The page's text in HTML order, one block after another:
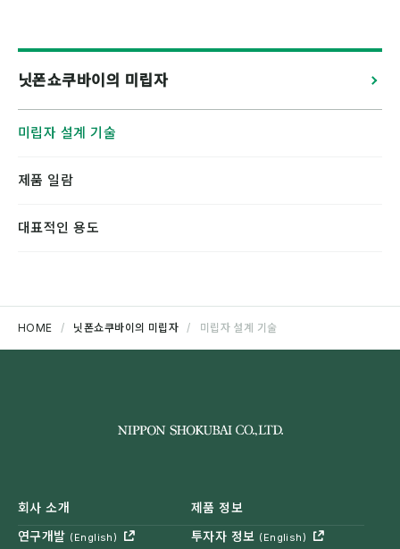
HOME 닛폰쇼쿠바이의 미립자 미립자 설계 기술
닛폰쇼쿠바이의 미립자
미립자 설계 기술
제품 일람
대표적인 용도
회사 소개
제품 정보
연구개발 (English) 투자자 정보 (English)